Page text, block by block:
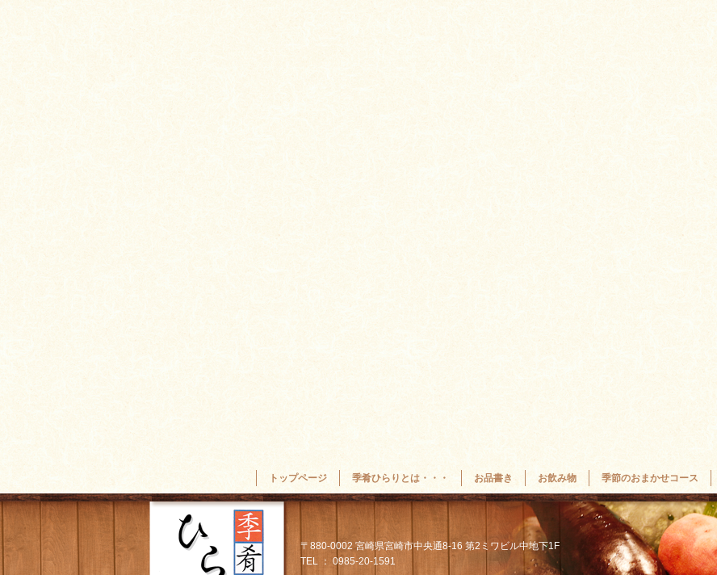
トップページ 季肴ひらりとは・・・ お品書き お飲み物 季節のおまかせコース
〒880-0002 宮崎県宮崎市中央通8-16 第2ミワビル中地下1F
TEL ： 0985-20-1591